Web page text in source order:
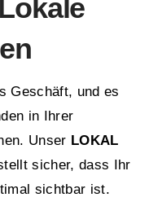
Geschäft, und es
in Ihrer
Unser LOKAL
sicher, dass Ihr
sichtbar ist.